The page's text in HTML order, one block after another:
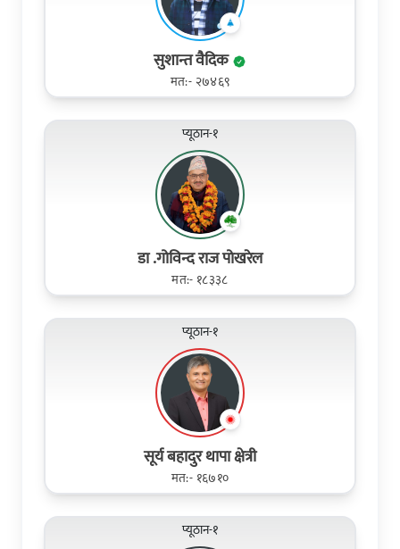
सुशान्त वैदिक
मत:- २७४६९
प्यूठान-१
डा .गोविन्द राज पोखरेल
मत:- १८३३८
प्यूठान-१
सूर्य बहादुर थापा क्षेत्री
मत:- १६७१०
प्यूठान-१